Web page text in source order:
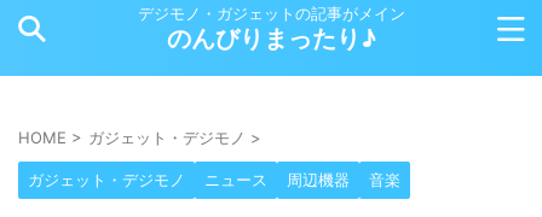
デジモノ・ガジェットの記事がメイン
のんびりまったり♪
HOME > ガジェット・デジモノ >
ガジェット・デジモノ ニュース 周辺機器 音楽